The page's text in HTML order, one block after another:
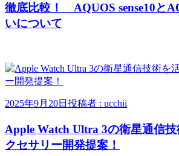
徹底比較！ AQUOS sense10と
いについて
2025年9月20日 投稿者 : ucchii
Apple Watch Ultra 3の衛星通信
クセサリー開発提案！